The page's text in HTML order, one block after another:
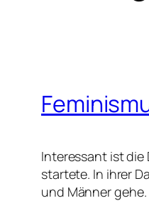
Interessant ist die
startete. In ihrer
und Männer gehe.